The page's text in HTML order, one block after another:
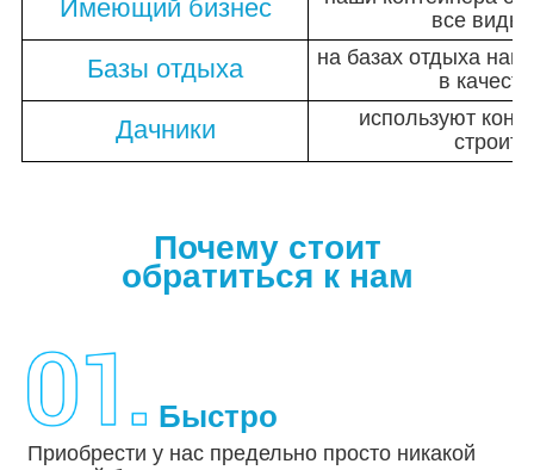
Имеющий бизнес
все виды
Базы отдыха
на базах отдыха
в
Дачники
используют
Почему стоит
обратиться к нам
Быстро
Приобрести у нас предельно просто никакой